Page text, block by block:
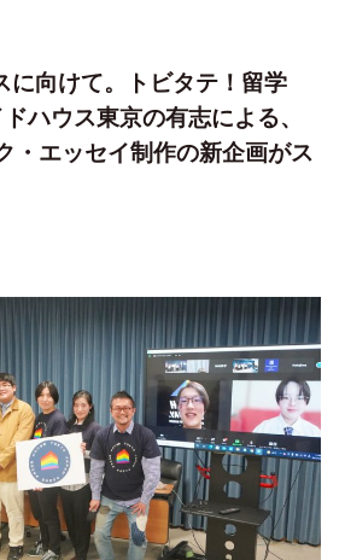
に向けて。トビタテ！留学
ハウス東京の有志による、
・エッセイ制作の新企画がス